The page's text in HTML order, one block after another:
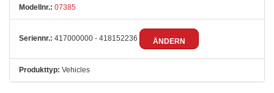
Modellnr.: 07385
Seriennr.: 417000000 - 418152236 ÄNDERN
Produkttyp: Vehicles